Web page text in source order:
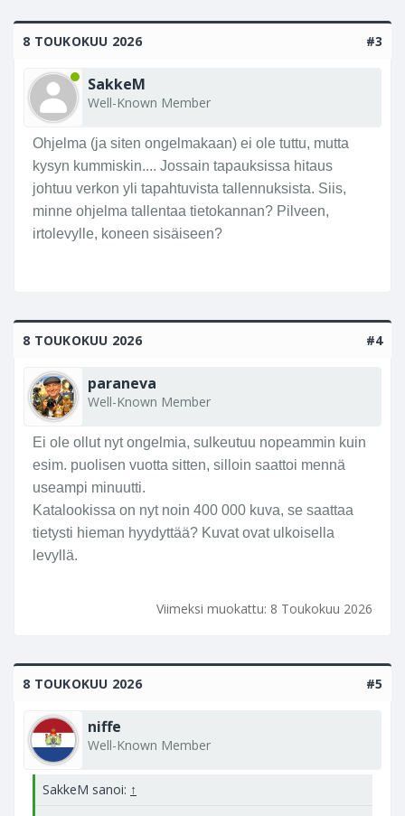
8 TOUKOKUU 2026 #3
SakkeM
Well-Known Member
Ohjelma (ja siten ongelmakaan) ei ole tuttu, mutta
kysyn kummiskin.... Jossain tapauksissa hitaus
johtuu verkon yli tapahtuvista tallennuksista. Siis,
minne ohjelma tallentaa tietokannan? Pilveen,
irtolevylle, koneen sisäiseen?
8 TOUKOKUU 2026 #4
paraneva
Well-Known Member
Ei ole ollut nyt ongelmia, sulkeutuu nopeammin kuin
esim. puolisen vuotta sitten, silloin saattoi mennä
useampi minuutti.
Katalookissa on nyt noin 400 000 kuva, se saattaa
tietysti hieman hyydyttää? Kuvat ovat ulkoisella
levyllä.
Viimeksi muokattu: 8 Toukokuu 2026
8 TOUKOKUU 2026 #5
niffe
Well-Known Member
SakkeM sanoi: ↑